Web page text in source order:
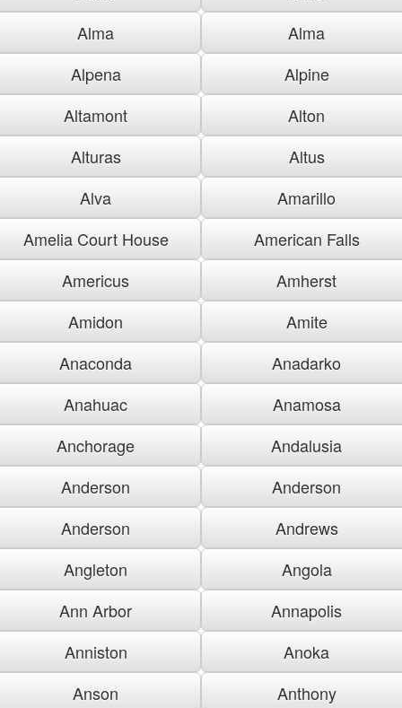
Alma
Alma
Alpena
Alpine
Altamont
Alton
Alturas
Altus
Alva
Amarillo
Amelia Court House
American Falls
Americus
Amherst
Amidon
Amite
Anaconda
Anadarko
Anahuac
Anamosa
Anchorage
Andalusia
Anderson
Anderson
Anderson
Andrews
Angleton
Angola
Ann Arbor
Annapolis
Anniston
Anoka
Anson
Anthony